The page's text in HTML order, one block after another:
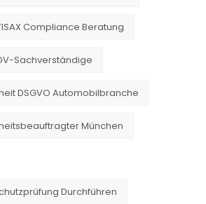
Compliance Beratung
Sachverständige
DSGVO Automobilbranche
München
Durchführen